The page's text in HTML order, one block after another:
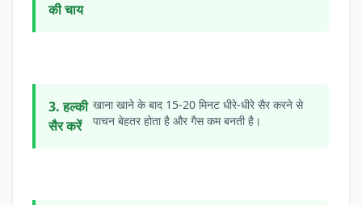
की चाय
3. हल्की
सैर करें
खाना खाने के बाद 15-20 मिनट धीरे-धीरे सैर करने से
पाचन बेहतर होता है और गैस कम बनती है।